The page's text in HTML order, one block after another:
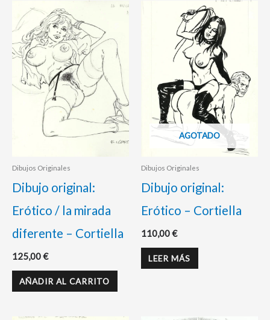
Dibujos Originales
Dibujo original:
Erótico / la mirada
diferente – Cortiella
125,00€
AÑADIR AL CARRITO
AGOTADO
Dibujos Originales
Dibujo original:
Erótico – Cortiella
110,00€
LEER MÁS